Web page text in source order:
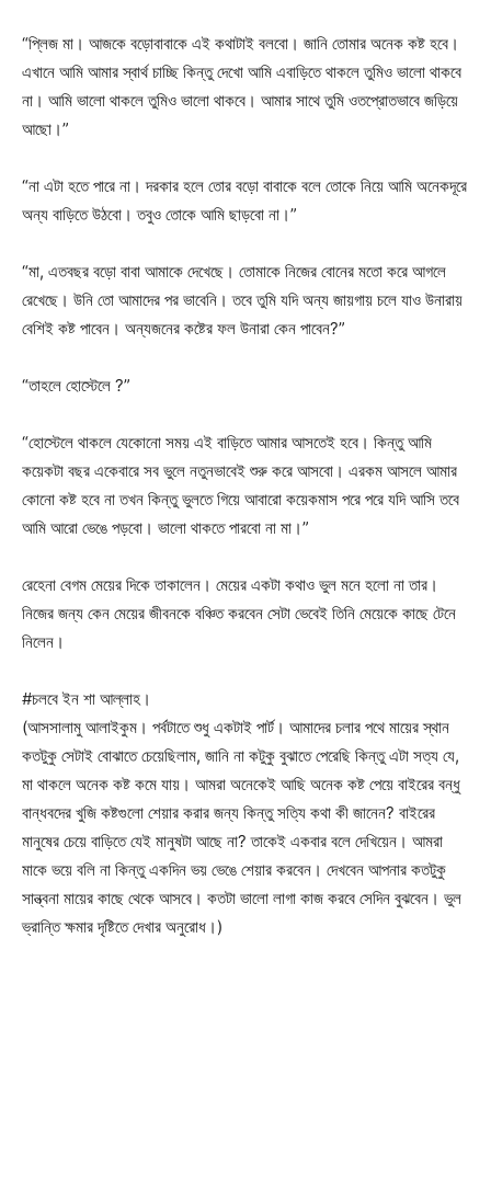
“প্লিজ মা। আজকে বড়োবাবাকে এই কথাটাই বলবো। জানি তোমার অনেক কষ্ট হবে।
এখানে আমি আমার স্বার্থ চাচ্ছি কিন্তু দেখো আমি এবাড়িতে থাকলে তুমিও ভালো থাকবে
না। আমি ভালো থাকলে তুমিও ভালো থাকবে। আমার সাথে তুমি ওতপ্রোতভাবে জড়িয়ে
আছো।”
“না এটা হতে পারে না। দরকার হলে তোর বড়ো বাবাকে বলে তোকে নিয়ে আমি অনেকদূরে
অন্য বাড়িতে উঠবো। তবুও তোকে আমি ছাড়বো না।”
“মা, এতবছর বড়ো বাবা আমাকে দেখেছে। তোমাকে নিজের বোনের মতো করে আগলে
রেখেছে। উনি তো আমাদের পর ভাবেনি। তবে তুমি যদি অন্য জায়গায় চলে যাও উনারায়
বেশিই কষ্ট পাবেন। অন্যজনের কষ্টের ফল উনারা কেন পাবেন?”
“তাহলে হোস্টেলে ?”
“হোস্টেলে থাকলে যেকোনো সময় এই বাড়িতে আমার আসতেই হবে। কিন্তু আমি
কয়েকটা বছর একেবারে সব ভুলে নতুনভাবেই শুরু করে আসবো। এরকম আসলে আমার
কোনো কষ্ট হবে না তখন কিন্তু ভুলতে গিয়ে আবারো কয়েকমাস পরে পরে যদি আসি তবে
আমি আরো ভেঙে পড়বো। ভালো থাকতে পারবো না মা।”
রেহেনা বেগম মেয়ের দিকে তাকালেন। মেয়ের একটা কথাও ভুল মনে হলো না তার।
নিজের জন্য কেন মেয়ের জীবনকে বঞ্চিত করবেন সেটা ভেবেই তিনি মেয়েকে কাছে টেনে
নিলেন।
#চলবে ইন শা আল্লাহ।
(আসসালামু আলাইকুম। পর্বটাতে শুধু একটাই পার্ট। আমাদের চলার পথে মায়ের স্থান
কতটুকু সেটাই বোঝাতে চেয়েছিলাম, জানি না কটুকু বুঝাতে পেরেছি কিন্তু এটা সত্য যে,
মা থাকলে অনেক কষ্ট কমে যায়। আমরা অনেকেই আছি অনেক কষ্ট পেয়ে বাইরের বন্ধু
বান্ধবদের খুজি কষ্টগুলো শেয়ার করার জন্য কিন্তু সত্যি কথা কী জানেন? বাইরের
মানুষের চেয়ে বাড়িতে যেই মানুষটা আছে না? তাকেই একবার বলে দেখিয়েন। আমরা
মাকে ভয়ে বলি না কিন্তু একদিন ভয় ভেঙে শেয়ার করবেন। দেখবেন আপনার কতটুকু
সান্ত্বনা মায়ের কাছে থেকে আসবে। কতটা ভালো লাগা কাজ করবে সেদিন বুঝবেন। ভুল
ভ্রান্তি ক্ষমার দৃষ্টিতে দেখার অনুরোধ।)